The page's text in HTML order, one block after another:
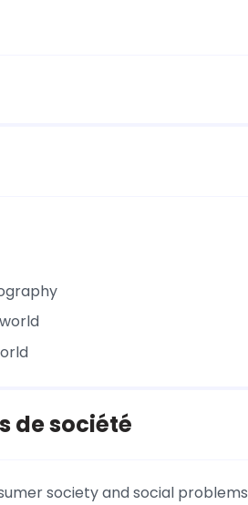
de société
society and social problems